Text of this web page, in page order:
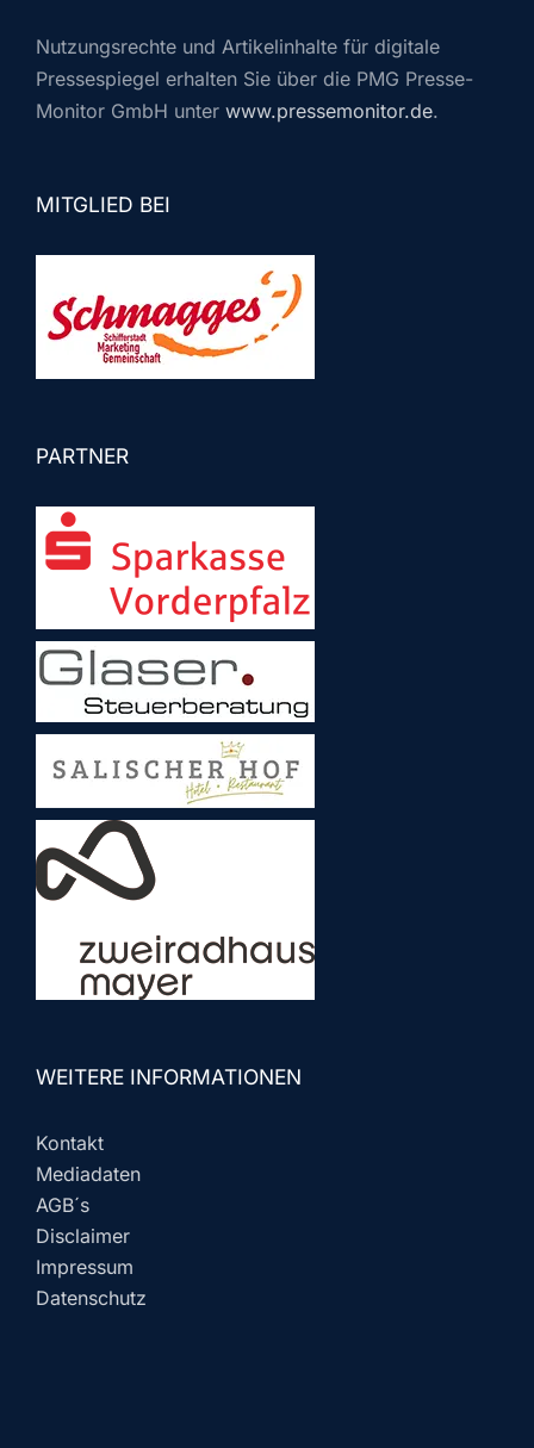
Nutzungsrechte und Artikelinhalte für digitale
Pressespiegel erhalten Sie über die PMG Presse-
Monitor GmbH unter www.pressemonitor.de.
MITGLIED BEI
PARTNER
WEITERE INFORMATIONEN
Kontakt
Mediadaten
AGB´s
Disclaimer
Impressum
Datenschutz